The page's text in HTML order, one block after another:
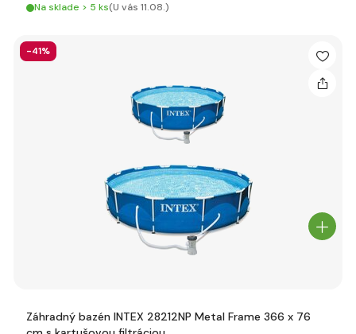
Na sklade > 5 ks(U vás 11.08.)
-41%
Záhradný bazén INTEX 28212NP Metal Frame 366 x 76